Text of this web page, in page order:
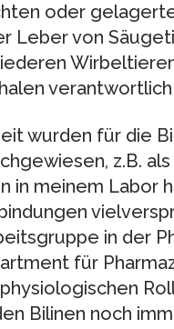
oder
Leber von
verantwortlich
wurden für die
z.B.
in meinem Labor
in der
für
Bilinen noch